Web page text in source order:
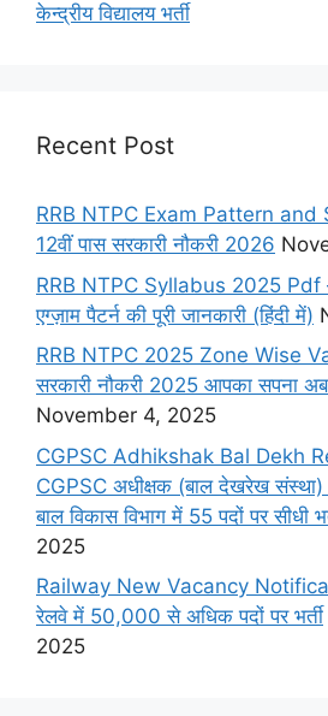
केन्द्रीय विद्यालय भर्ती
Recent Post
RRB NTPC Exam Pattern
12वीं पास सरकारी नौकरी 2026
RRB NTPC Syllabus 2025 Pdf
एग्ज़ाम पैटर्न की पूरी जानकारी (हिंदी में)
RRB NTPC 2025 Zone Wise
सरकारी नौकरी 2025 आपका सपना
November 4, 2025
CGPSC Adhikshak Bal Dekh
CGPSC अधीक्षक (बाल देखरेख संस्था)
बाल विकास विभाग में 55 पदों पर सीधी
2025
Railway New Vacancy
रेलवे में 50,000 से अधिक पदों पर भर्ती
2025